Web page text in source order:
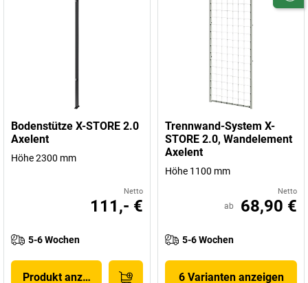
Bodenstütze X-STORE 2.0
Axelent
Höhe 2300 mm
Netto
111,- €
5-6 Wochen
Produkt anzeigen
Trennwand-System X-
STORE 2.0, Wandelement
Axelent
Höhe 1100 mm
Netto
ab 68,90 €
5-6 Wochen
6 Varianten anzeigen